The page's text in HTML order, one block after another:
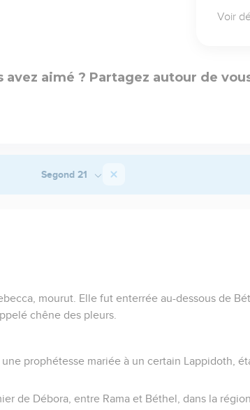
Voir
avez aimé ? Partagez autour de
Segond 21
mourut. Elle fut enterrée au-dessous de
chêne des pleurs.
prophétesse mariée à un certain Lappidoth,
de Débora, entre Rama et Béthel, dans la région